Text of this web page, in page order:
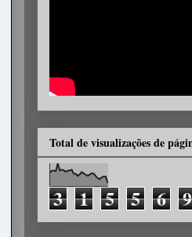
Total de visualizações de
3 1 5 5 6 9